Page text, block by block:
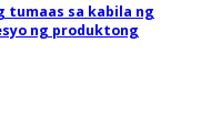
tumaas sa kabila ng
ng produktong